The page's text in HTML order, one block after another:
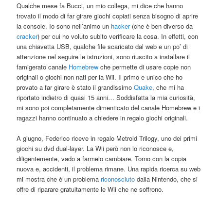
Qualche mese fa Bucci, un mio collega, mi dice che hanno
trovato il modo di far girare giochi copiati senza bisogno di aprire
la console. Io sono nell’animo un hacker(che è ben diverso da
cracker) per cui ho voluto subito verificare la cosa. In effetti, con
una chiavetta USB, qualche file scaricato dal web e un po’ di
attenzione nel seguire le istruzioni, sono riuscito a installare il
famigerato canale Homebrew che permette di usare copie non
originali o giochi non nati per la Wii. Il primo e unico che ho
provato a far girare è stato il grandissimoQuake, che mi ha
riportato indietro di quasi 15 anni… Soddisfatta la mia curiosità,
mi sono poi completamente dimenticato del canale Homebrew e i
ragazzi hanno continuato a chiedere in regalo giochi originali.
A giugno, Federico riceve in regalo Metroid Trilogy, uno dei primi
giochi su dvd dual-layer. La Wii però non lo riconosce e,
diligentemente, vado a farmelo cambiare. Torno con la copia
nuova e, accidenti, il problema rimane. Una rapida ricerca su web
mi mostra che è un problema riconosciuto dalla Nintendo, che si
offre di riparare gratuitamente le Wii che ne soffrono.